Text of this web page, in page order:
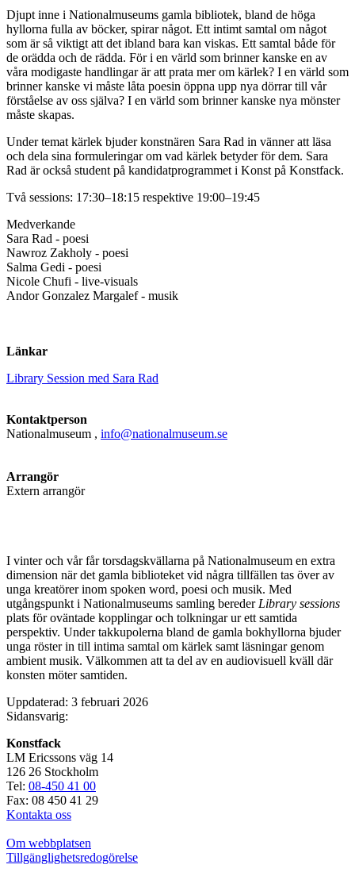
Djupt inne i Nationalmuseums gamla bibliotek, bland de höga
hyllorna fulla av böcker, spirar något. Ett intimt samtal om något
som är så viktigt att det ibland bara kan viskas. Ett samtal både för
de orädda och de rädda. För i en värld som brinner kanske en av
våra modigaste handlingar är att prata mer om kärlek? I en värld som
brinner kanske vi måste låta poesin öppna upp nya dörrar till vår
förståelse av oss själva? I en värld som brinner kanske nya mönster
måste skapas.
Under temat kärlek bjuder konstnären Sara Rad in vänner att läsa
och dela sina formuleringar om vad kärlek betyder för dem. Sara
Rad är också student på kandidatprogrammet i Konst på Konstfack.
Två sessions: 17:30–18:15 respektive 19:00–19:45
Medverkande
Sara Rad - poesi
Nawroz Zakholy - poesi
Salma Gedi - poesi
Nicole Chufi - live-visuals
Andor Gonzalez Margalef - musik
Länkar
Library Session med Sara Rad
Kontaktperson
Nationalmuseum , info@nationalmuseum.se
Arrangör
Extern arrangör
I vinter och vår får torsdagskvällarna på Nationalmuseum en extra
dimension när det gamla biblioteket vid några tillfällen tas över av
unga kreatörer inom spoken word, poesi och musik. Med
utgångspunkt i Nationalmuseums samling bereder Library sessions
plats för oväntade kopplingar och tolkningar ur ett samtida
perspektiv. Under takkupolerna bland de gamla bokhyllorna bjuder
unga röster in till intima samtal om kärlek samt läsningar genom
ambient musik. Välkommen att ta del av en audiovisuell kväll där
konsten möter samtiden.
Uppdaterad: 3 februari 2026
Sidansvarig:
Konstfack
LM Ericssons väg 14
126 26 Stockholm
Tel: 08-450 41 00
Fax: 08 450 41 29
Kontakta oss
Om webbplatsen
Tillgänglighetsredogörelse